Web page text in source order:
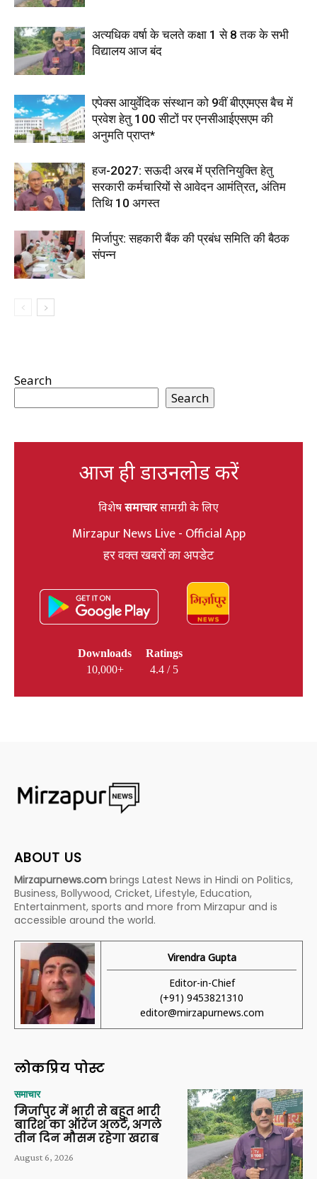
अत्यधिक वर्षा के चलते कक्षा 1 से 8 तक के सभी
विद्यालय आज बंद
एपेक्स आयुर्वेदिक संस्थान को 9वीं बीएएमएस बैच में
प्रवेश हेतु 100 सीटों पर एनसीआईएसएम की
अनुमति प्राप्त*
हज-2027: सऊदी अरब में प्रतिनियुक्ति हेतु
सरकारी कर्मचारियों से आवेदन आमंत्रित, अंतिम
तिथि 10 अगस्त
मिर्जापुर: सहकारी बैंक की प्रबंध समिति की बैठक
संपन्न
Search
Search
आज ही डाउनलोड करें
विशेषसमाचारसामग्री के लिए
Mirzapur News Live - Official App
हर वक्त खबरों का अपडेट
Downloads
10,000+
Ratings
4.4 / 5
ABOUT US
Mirzapurnews.com brings Latest News in Hindi on Politics,
Business, Bollywood, Cricket, Lifestyle, Education,
Entertainment, sports and more from Mirzapur and is
accessible around the world.
Virendra Gupta
Editor-in-Chief
(+91) 9453821310
editor@mirzapurnews.com
लोकप्रिय पोस्ट
समाचार
मिर्जापुर में भारी से बहुत भारी
बारिश का ऑरेंज अलर्ट, अगले
तीन दिन मौसम रहेगा खराब
August 6, 2026